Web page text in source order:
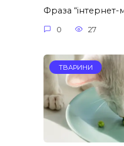
Фраза “інтернет-
0 27
ТВАРИНИ